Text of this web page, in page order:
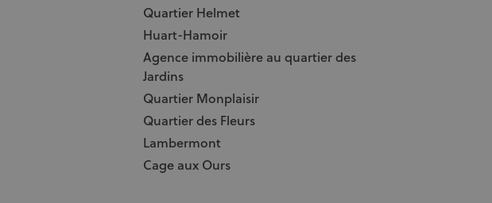
Quartier Helmet
Huart-Hamoir
Agence immobilière au quartier des
Jardins
Quartier Monplaisir
Quartier des Fleurs
Lambermont
Cage aux Ours